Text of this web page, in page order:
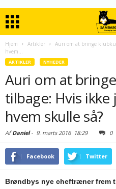
Hjem Artikler
Auri om at bringe
hvem...
ARTIKLER NYHEDER
Auri om at
tilbage: Hvis ikke
hvem skulle så?
AfDaniel- 9. marts 201618:29 0
Facebook Twitter
Brøndbys nye cheftræner frem